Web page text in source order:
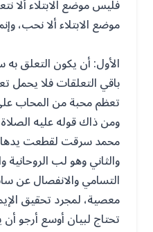
فليس موضع الابتلاء ألا
موضع الابتلاء ألا نحب،
الأول: أن يكون التعلق
باقي التعلقات فلا يحمل
تعظم محبة من المحاب
ومن ذاك قوله عليه
محمد سرقت لقطعت
والثاني وهو لب الروحانية
التسامي والانفصال عن
معصية، لمجرد تحقيق
تحتاج لبيان أوسع أرجو أن